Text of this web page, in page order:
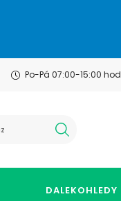
Po-Pá 07:00-15:00 hod
DALEKOHLEDY